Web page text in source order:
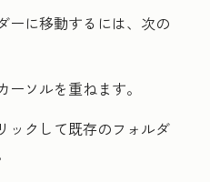
ーに移動するには、次の
ーソルを重ねます。
ックして既存のフォルダ